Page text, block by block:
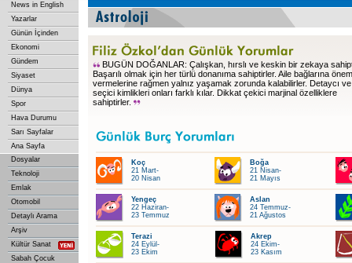
News in English
Yazarlar
Günün İçinden
Ekonomi
Gündem
Siyaset
Dünya
Spor
Hava Durumu
Sarı Sayfalar
Ana Sayfa
Dosyalar
Teknoloji
Emlak
Otomobil
Detaylı Arama
Arşiv
Kültür Sanat
Sabah Çocuk
BUGÜN DOĞANLAR: Çalışkan, hırslı ve keskin bir zekaya
Başarılı olmak için her türlü donanıma sahiptirler. Aile bağlarına önem
vermelerine rağmen yalnız yaşamak zorunda kalabilirler. Detaycı ve
seçici kimlikleri onları farklı kılar. Dikkat çekici marjinal özelliklere
sahiptirler.
Koç
21 Mart-
20 Nisan
Boğa
21 Nisan-
21 Mayıs
Yengeç
22 Haziran-
23 Temmuz
Aslan
24 Temmuz-
21 Ağustos
Terazi
24 Eylül-
23 Ekim
Akrep
24 Ekim-
23 Kasım